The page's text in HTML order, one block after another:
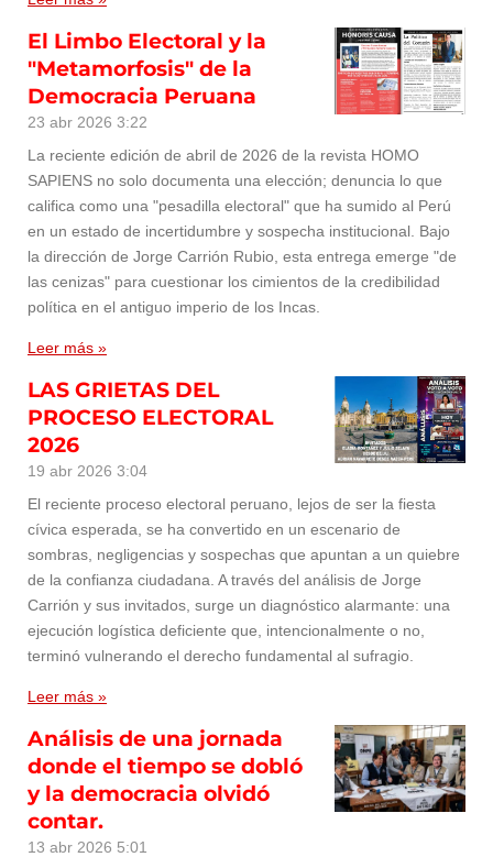
El Limbo Electoral y la
"Metamorfosis" de la
Democracia Peruana
23 abr 2026 3:22
La reciente edición de abril de 2026 de la revista HOMO
SAPIENS no solo documenta una elección; denuncia lo que
califica como una "pesadilla electoral" que ha sumido al Perú
en un estado de incertidumbre y sospecha institucional. Bajo
la dirección de Jorge Carrión Rubio, esta entrega emerge "de
las cenizas" para cuestionar los cimientos de la credibilidad
política en el antiguo imperio de los Incas.
Leer más »
LAS GRIETAS DEL
PROCESO ELECTORAL
2026
19 abr 2026 3:04
El reciente proceso electoral peruano, lejos de ser la fiesta
cívica esperada, se ha convertido en un escenario de
sombras, negligencias y sospechas que apuntan a un quiebre
de la confianza ciudadana. A través del análisis de Jorge
Carrión y sus invitados, surge un diagnóstico alarmante: una
ejecución logística deficiente que, intencionalmente o no,
terminó vulnerando el derecho fundamental al sufragio.
Leer más »
Análisis de una jornada
donde el tiempo se dobló
y la democracia olvidó
contar.
13 abr 2026 5:01